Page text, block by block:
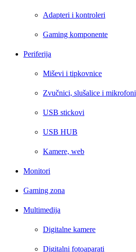
Adapteri i kontroleri
Gaming komponente
Periferija
Miševi i tipkovnice
Zvučnici, slušalice i mikrofoni
USB stickovi
USB HUB
Kamere, web
Monitori
Gaming zona
Multimedija
Digitalne kamere
Digitalni fotoaparati